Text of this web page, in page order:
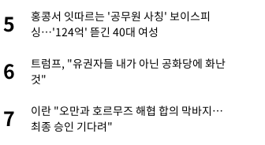
5
홍콩서 잇따르는 '공무원 사칭' 보이스피
싱…'124억' 뜯긴 40대 여성
6
트럼프, "유권자들 내가 아닌 공화당에 화난
것"
7
이란 "오만과 호르무즈 해협 합의 막바지…
최종 승인 기다려"